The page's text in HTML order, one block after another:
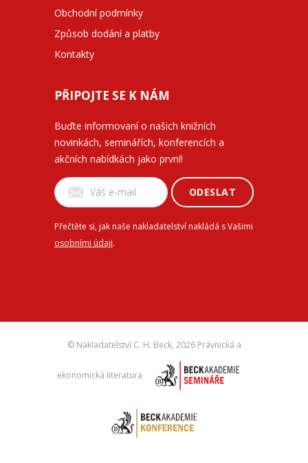
Obchodní podmínky
Způsob dodání a platby
Kontakty
PŘIPOJTE SE K NÁM
Buďte informovaní o našich knižních
novinkách, seminářích, konferencích a
akčních nabídkách jako první!
ODESLAT
Přečtěte si, jak naše nakladatelství nakládá s Vašimi
osobními údaji.
© Nakladatelství C. H. Beck, 2026 Právnická a
ekonomická literatura